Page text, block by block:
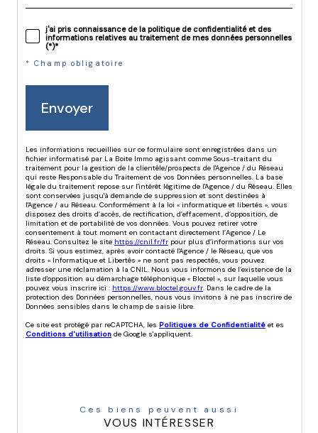
j'ai pris connaissance de la politique de confidentialité et des
informations relatives au traitement de mes données personnelles
(*)*
* Champ obligatoire
Envoyer
Les informations recueillies sur ce formulaire sont enregistrées dans un
fichier informatisé par La Boite Immo agissant comme Sous-traitant du
traitement pour la gestion de la clientèle/prospects de l'Agence / du Réseau
qui reste Responsable du Traitement de vos Données personnelles. La base
légale du traitement repose sur l'intérêt légitime de l'Agence / du Réseau. Elles
sont conservées jusqu'à demande de suppression et sont destinées à
l'Agence / au Réseau. Conformément à la loi « informatique et libertés », vous
disposez des droits d’accès, de rectification, d’effacement, d’opposition, de
limitation et de portabilité de vos données. Vous pouvez retirer votre
consentement à tout moment en contactant directement l’Agence / Le
Réseau. Consultez le site https://cnil.fr/fr pour plus d’informations sur vos
droits. Si vous estimez, après avoir contacté l'Agence / le Réseau, que vos
droits « Informatique et Libertés » ne sont pas respectés, vous pouvez
adresser une réclamation à la CNIL. Nous vous informons de l’existence de la
liste d'opposition au démarchage téléphonique « Bloctel », sur laquelle vous
pouvez vous inscrire ici : https://www.bloctel.gouv.fr. Dans le cadre de la
protection des Données personnelles, nous vous invitons à ne pas inscrire de
Données sensibles dans le champ de saisie libre.
Ce site est protégé par reCAPTCHA, les Politiques de Confidentialité et es
Conditions d'utilisation de Google s'appliquent.
Ces biens peuvent aussi
VOUS INTÉRESSER